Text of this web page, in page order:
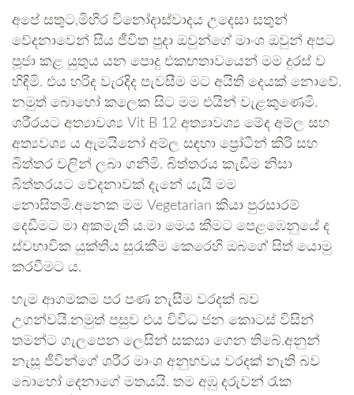
අපේ සතුට,මිහිර විනෝදාස්වාදය උදෙසා සතුන්
වේදනාවෙන් සිය ජීවිත පුදා ඔවුන්ගේ මාංශ ඔවුන් අපට
පූජා කළ යුතුය යන පොදු එකඟතාවයෙන් මම දුරස් ව
හිඳිමි. එය හරිද වැරදිද පැවසීම මට අයිති දෙයක් නොවේ.
නමුත් බොහෝ කලෙක සිට මම එයින් වැළකුණෙමි.
ශරීරයට අත්‍යාවශ්‍ය Vit B 12 අත්‍යාවශ්‍ය මේද අම්ල සහ
අත්‍යවශ්‍ය ය ඇමයිනෝ අම්ල සඳහා ප්‍රෝටීන් කිරි සහ
බිත්තර වලින් ලබා ගනිමි. බිත්තරය කැඩීම නිසා
බිත්තරයට වේදනාවක් දැනේ යැයි මම
නොසිතමි.අනෙක මම Vegetarian කියා පුරසාරම්
දෙඩීමට මා අකමැති ය.මා මෙය කීමට පෙළඹෙනුයේ ද
ස්වභාවික යුක්තිය සුරැකීම කෙරෙහි ඔබගේ සිත් යොමු
කරවීමට ය.
හැම ආගමකම පර පණ නැසීම වරදක් බව
උගන්වයි.නමුත් පසුව එය විවිධ ජන කොටස් විසින්
තමන්ට ගැලපෙන ලෙසින් සකසා ගෙන තිබේ.අනුන්
නැසූ ජීවින්ගේ ශරීර මාංශ අනුභවය වරදක් නැති බව
බොහෝ දෙනාගේ මතයයි. තම අඹු දරුවන් රැක